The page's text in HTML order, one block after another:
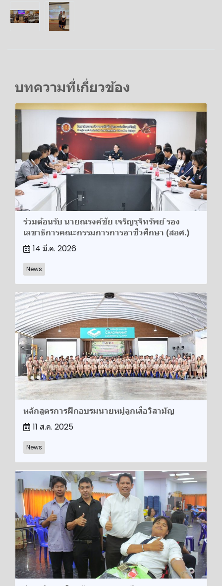
บทความที่เกี่ยวข้อง
ร่วมต้อนรับ นายณรงค์ชัย เจริญรุจิทรัพย์ รอง
เลขาธิการคณะกรรมการการอาชีวศึกษา (สอศ.)
14 มี.ค. 2026
News
หลักสูตรการฝึกอบรมนายหมู่ลูกเสือวิสามัญ
11 ส.ค. 2025
News